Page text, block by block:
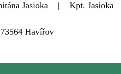
Jasioka | Kpt. Jasioka
Havířov